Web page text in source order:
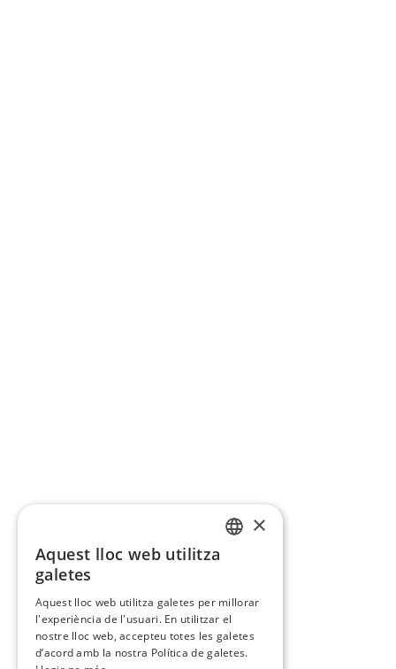
×
Aquest lloc web utilitza
galetes
Aquest lloc web utilitza galetes per millorar
l'experiència de l'usuari. En utilitzar el
nostre lloc web, accepteu totes les galetes
d’acord amb la nostra Política de galetes.